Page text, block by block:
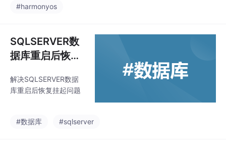
姐。
#harmonyos
SQLSERVER数
据库重启后恢复
解决SQLSERVER数据
库重启后恢复挂起问题
#数据库 #sqlserver